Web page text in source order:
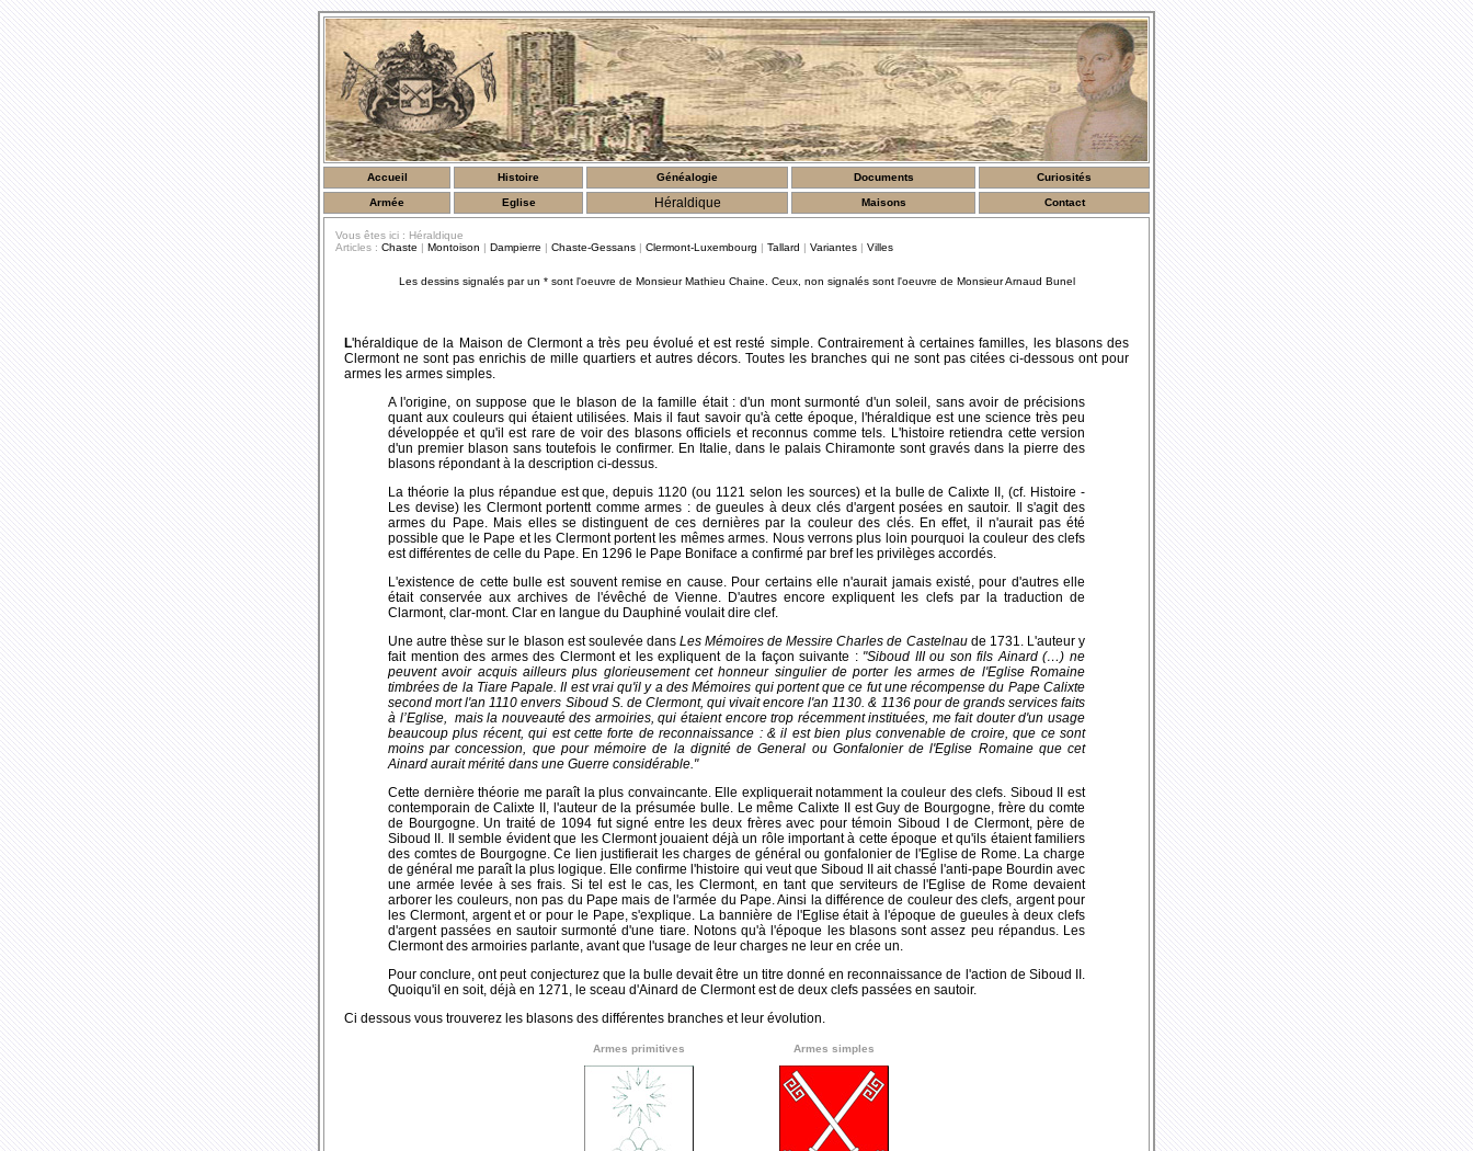
Accueil Histoire Généalogie Documents Curiosités
Armée Eglise Héraldique Maisons Contact
Vous êtes ici : Héraldique
Articles : Chaste | Montoison | Dampierre | Chaste-Gessans | Clermont-Luxembourg | Tallard | Variantes | Villes
Les dessins signalés par un * sont l'oeuvre de Monsieur Mathieu Chaine. Ceux, non signalés sont l'oeuvre de Monsieur Arnaud Bunel
L'héraldique de la Maison de Clermont a très peu évolué et est resté simple. Contrairement à certaines familles, les blasons des
Clermont ne sont pas enrichis de mille quartiers et autres décors. Toutes les branches qui ne sont pas citées ci-dessous ont pour
armes les armes simples.
A l'origine, on suppose que le blason de la famille était : d'un mont surmonté d'un soleil, sans avoir de précisions
quant aux couleurs qui étaient utilisées. Mais il faut savoir qu'à cette époque, l'héraldique est une science très peu
développée et qu'il est rare de voir des blasons officiels et reconnus comme tels. L'histoire retiendra cette version
d'un premier blason sans toutefois le confirmer. En Italie, dans le palais Chiramonte sont gravés dans la pierre des
blasons répondant à la description ci-dessus.
La théorie la plus répandue est que, depuis 1120 (ou 1121 selon les sources) et la bulle de Calixte II, (cf. Histoire -
Les devise) les Clermont portentt comme armes : de gueules à deux clés d'argent posées en sautoir. Il s'agit des
armes du Pape. Mais elles se distinguent de ces dernières par la couleur des clés. En effet, il n'aurait pas été
possible que le Pape et les Clermont portent les mêmes armes. Nous verrons plus loin pourquoi la couleur des clefs
est différentes de celle du Pape. En 1296 le Pape Boniface a confirmé par bref les privilèges accordés.
L'existence de cette bulle est souvent remise en cause. Pour certains elle n'aurait jamais existé, pour d'autres elle
était conservée aux archives de l'évêché de Vienne. D'autres encore expliquent les clefs par la traduction de
Clarmont, clar-mont. Clar en langue du Dauphiné voulait dire clef.
Une autre thèse sur le blason est soulevée dans Les Mémoires de Messire Charles de Castelnau de 1731. L'auteur y
fait mention des armes des Clermont et les expliquent de la façon suivante : "Siboud III ou son fils Ainard (…) ne
peuvent avoir acquis ailleurs plus glorieusement cet honneur singulier de porter les armes de l'Eglise Romaine
timbrées de la Tiare Papale. II est vrai qu'il y a des Mémoires qui portent que ce fut une récompense du Pape Calixte
second mort l'an 1110 envers Siboud S. de Clermont, qui vivait encore l'an 1130. & 1136 pour de grands services faits
à l’Eglise, mais la nouveauté des armoiries, qui étaient encore trop récemment instituées, me fait douter d'un usage
beaucoup plus récent, qui est cette forte de reconnaissance : & il est bien plus convenable de croire, que ce sont
moins par concession, que pour mémoire de la dignité de General ou Gonfalonier de l'Eglise Romaine que cet
Ainard aurait mérité dans une Guerre considérable."
Cette dernière théorie me paraît la plus convaincante. Elle expliquerait notamment la couleur des clefs. Siboud II est
contemporain de Calixte II, l'auteur de la présumée bulle. Le même Calixte II est Guy de Bourgogne, frère du comte
de Bourgogne. Un traité de 1094 fut signé entre les deux frères avec pour témoin Siboud I de Clermont, père de
Siboud II. Il semble évident que les Clermont jouaient déjà un rôle important à cette époque et qu'ils étaient familiers
des comtes de Bourgogne. Ce lien justifierait les charges de général ou gonfalonier de l'Eglise de Rome. La charge
de général me paraît la plus logique. Elle confirme l'histoire qui veut que Siboud II ait chassé l'anti-pape Bourdin avec
une armée levée à ses frais. Si tel est le cas, les Clermont, en tant que serviteurs de l'Eglise de Rome devaient
arborer les couleurs, non pas du Pape mais de l'armée du Pape. Ainsi la différence de couleur des clefs, argent pour
les Clermont, argent et or pour le Pape, s'explique. La bannière de l'Eglise était à l'époque de gueules à deux clefs
d'argent passées en sautoir surmonté d'une tiare. Notons qu'à l'époque les blasons sont assez peu répandus. Les
Clermont des armoiries parlante, avant que l'usage de leur charges ne leur en crée un.
Pour conclure, ont peut conjecturez que la bulle devait être un titre donné en reconnaissance de l'action de Siboud II.
Quoiqu'il en soit, déjà en 1271, le sceau d'Ainard de Clermont est de deux clefs passées en sautoir.
Ci dessous vous trouverez les blasons des différentes branches et leur évolution.
Armes primitives Armes simples